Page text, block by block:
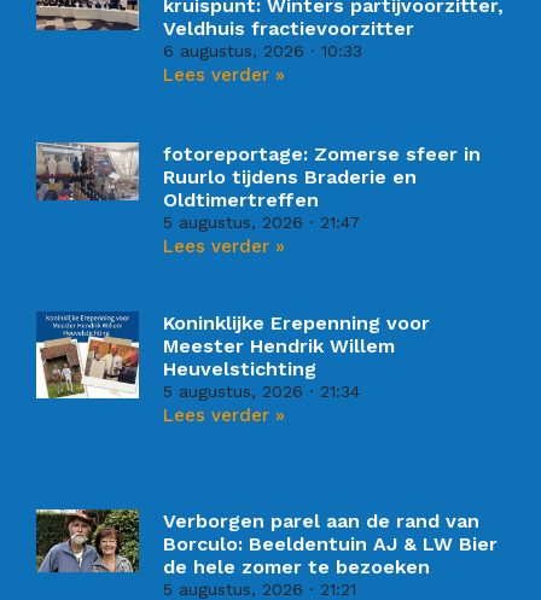
kruispunt: Winters partijvoorzitter,
Veldhuis fractievoorzitter
6 augustus, 2026 10:33
Lees verder »
fotoreportage: Zomerse sfeer in
Ruurlo tijdens Braderie en
Oldtimertreffen
5 augustus, 2026 21:47
Lees verder »
Koninklijke Erepenning voor
Meester Hendrik Willem
Heuvelstichting
5 augustus, 2026 21:34
Lees verder »
Verborgen parel aan de rand van
Borculo: Beeldentuin AJ & LW Bier
de hele zomer te bezoeken
5 augustus, 2026 21:21